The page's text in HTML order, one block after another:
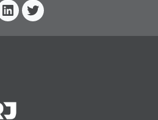
Linkedin
Twitter